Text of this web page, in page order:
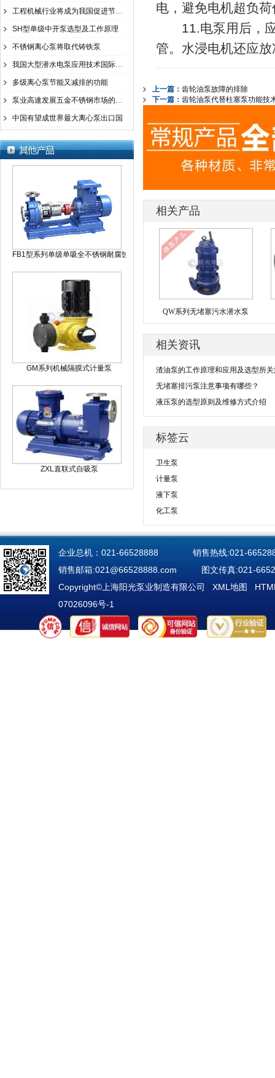
工程机械行业将成为我国促进节能减排的重要板块
SH型单级中开泵选型及工作原理
不锈钢离心泵将取代铸铁泵
我国大型潜水电泵应用技术国际领先
多级离心泵节能又减排的功能
泵业高速发展五金不锈钢市场的机遇与挑战
中国有望成世界最大离心泵出口国
FB1型系列单级单吸全不锈钢耐腐蚀化工泵
GM系列机械隔膜式计量泵
ZXL直联式自吸泵
电，避免电机超负
11.电泵用后，应
管。水浸电机还应
上一篇： 齿轮油泵故障的排除
下一篇： 齿轮油泵代替柱塞泵功能技
相关产品
QW系列无堵塞污水潜水泵
相关资讯
渣油泵的工作原理和应用及选型所
无堵塞排污泵注意事项有哪些？
液压泵的选型原则及维修方式介绍
标签云
卫生泵
计量泵
液下泵
化工泵
企业总机：021-66528888 销售热线:021-
销售邮箱:021@66528888.com 图文传真:021-
Copyright©上海阳光泵业制造有限公司 XML地图
07026096号-1